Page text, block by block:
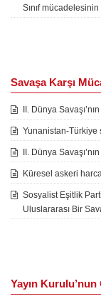
Sınıf
Savaşa Karşı
II. Dünya
Yunanistan-Türkiye
II. Dünya
Küresel askeri
Sosyalist Eşitlik
Uluslararası Bir
Yayın